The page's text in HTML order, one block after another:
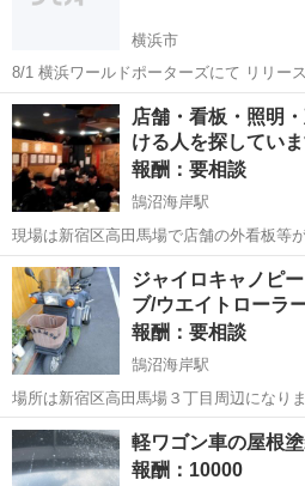
横浜市
8/1 横浜ワールドポーターズにて リリー
お手伝い可能な方探しております！！ お
質問だけでも大丈夫なのでご連絡お待ちし
神奈川 横浜市 手伝って/助けて
店舗・看板・照明
ける人を探していま
報酬：要相談
鵠沼海岸駅
現場は新宿区高田馬場で店舗の外看板等
オーナー兼スタッフ達素人で修繕をして
困って助けて欲しいのです。 ・飲食店外看板照明等直せる人 ・電気配
線の強い方 ・アクリル板に手書き...
神奈川 藤沢市 鵠沼海岸駅 手
ジャイロキャノピ
ブ/ウエイトローラ
報酬：要相談
鵠沼海岸駅
場所は新宿区高田馬場３丁目周辺になります、、、 当方
ないので何方かお助け願えれば嬉しいで
す。
神奈川 藤沢市 鵠沼海岸駅 手伝
ジャイロキャノピー
軽ワゴン車の屋根
報酬：10000